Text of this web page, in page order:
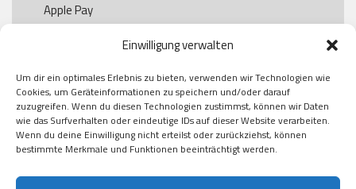
Einwilligung verwalten
Um dir ein optimales Erlebnis zu bieten, verwenden wir Technologien wie
Cookies, um Geräteinformationen zu speichern und/oder darauf
zuzugreifen. Wenn du diesen Technologien zustimmst, können wir Daten
wie das Surfverhalten oder eindeutige IDs auf dieser Website verarbeiten.
Wenn du deine Einwilligung nicht erteilst oder zurückziehst, können
bestimmte Merkmale und Funktionen beeinträchtigt werden.
Apple Pay
Paypal
Kauf auf Rechung
Klarna
American Express